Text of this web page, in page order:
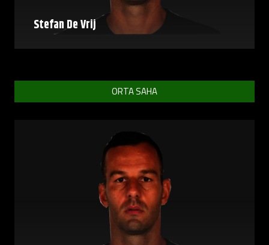
Stefan De Vrij
ORTA SAHA